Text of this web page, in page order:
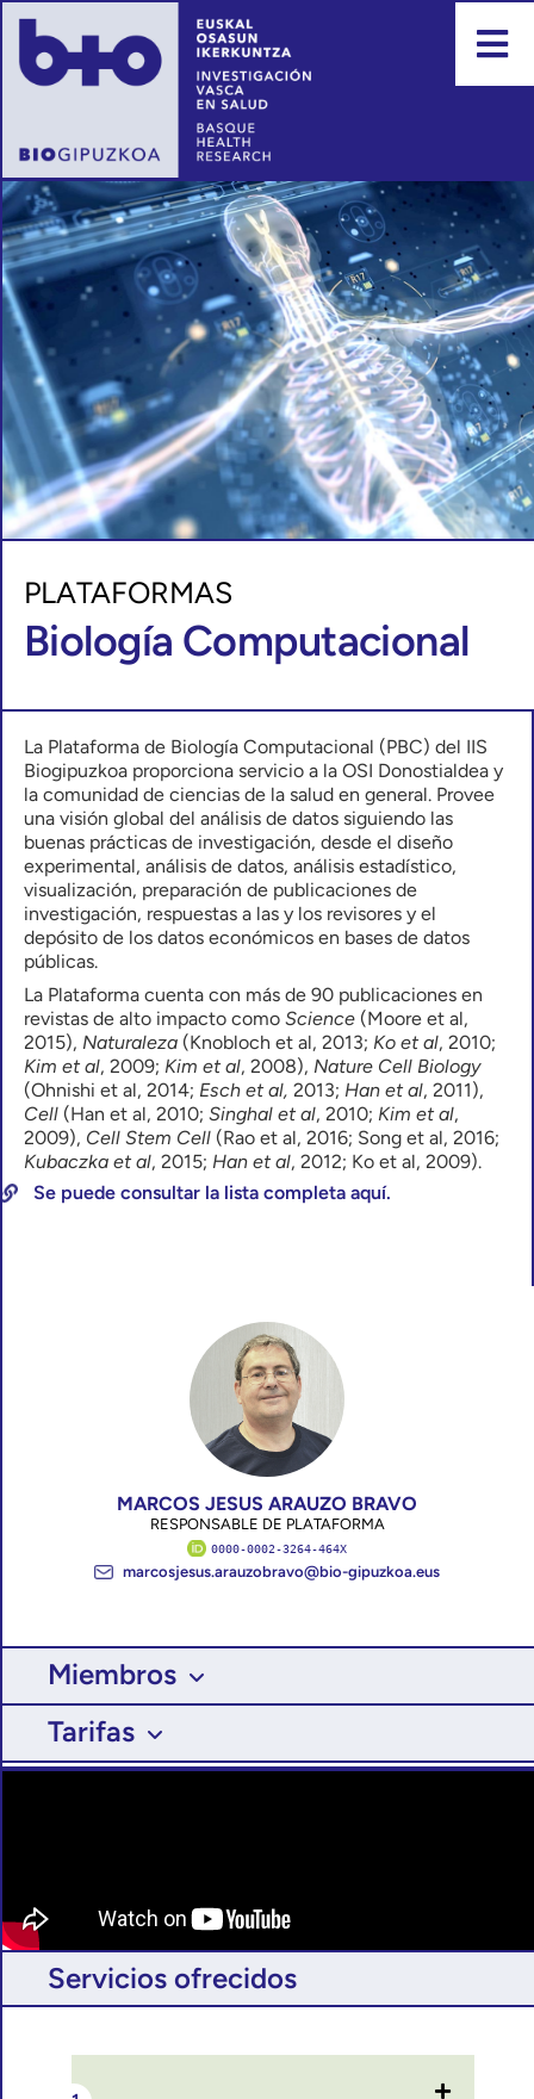
PLATAFORMAS
Biología Computacional
La Plataforma de Biología Computacional (PBC) del IIS
Biogipuzkoa proporciona servicio a la OSI Donostialdea y
la comunidad de ciencias de la salud en general. Provee
una visión global del análisis de datos siguiendo las
buenas prácticas de investigación, desde el diseño
experimental, análisis de datos, análisis estadístico,
visualización, preparación de publicaciones de
investigación, respuestas a las y los revisores y el
depósito de los datos económicos en bases de datos
públicas.
La Plataforma cuenta con más de 90 publicaciones en
revistas de alto impacto como Science (Moore et al,
2015), Naturaleza (Knobloch et al, 2013; Ko et al, 2010;
Kim et al, 2009; Kim et al, 2008), Nature Cell Biology
(Ohnishi et al, 2014; Esch et al, 2013; Han et al, 2011),
Cell (Han et al, 2010; Singhal et al, 2010; Kim et al,
2009), Cell Stem Cell (Rao et al, 2016; Song et al, 2016;
Kubaczka et al, 2015; Han et al, 2012; Ko et al, 2009).
Se puede consultar la lista completa aquí.
MARCOS JESUS ARAUZO BRAVO
RESPONSABLE DE PLATAFORMA
0000-0002-3264-464X
marcosjesus.arauzobravo@bio-gipuzkoa.eus
Miembros
Tarifas
Servicios ofrecidos